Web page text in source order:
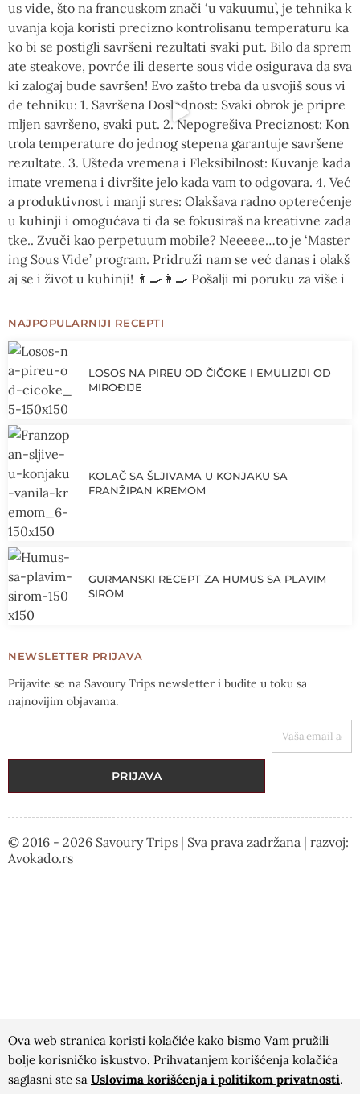
NAJPOPULARNIJI RECEPTI
LOSOS NA PIREU OD ČIČOKE I EMULIZIJI OD
MIROĐIJE
KOLAČ SA ŠLJIVAMA U KONJAKU SA
FRANŽIPAN KREMOM
GURMANSKI RECEPT ZA HUMUS SA PLAVIM
SIROM
NEWSLETTER PRIJAVA
Prijavite se na Savoury Trips newsletter i budite u toku sa
najnovijim objavama.
PRIJAVA
© 2016 - 2026 Savoury Trips | Sva prava zadržana | razvoj:
Avokado.rs
Ova web stranica koristi kolačiće kako bismo Vam pružili
bolje korisničko iskustvo. Prihvatanjem korišćenja kolačića
saglasni ste sa Uslovima korišćenja i politikom privatnosti.